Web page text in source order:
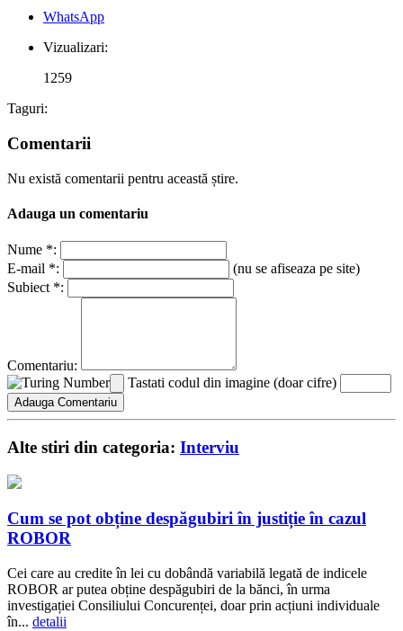
WhatsApp
Vizualizari:
1259
Taguri:
Comentarii
Nu există comentarii pentru această știre.
Adauga un comentariu
Nume *:
E-mail *:
(nu se afiseaza pe site)
Subiect *:
Comentariu:
Tastati codul din imagine (doar cifre)
Alte stiri din categoria: Interviu
Cum se pot obține despăgubiri în justiție în cazul
ROBOR
Cei care au credite în lei cu dobândă variabilă legată de indicele
ROBOR ar putea obține despăgubiri de la bănci, în urma
investigației Consiliului Concurenței, doar prin acțiuni individuale
în... detalii